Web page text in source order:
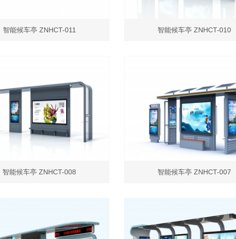
智能候车亭 ZNHCT-011 智能候车亭 ZNHCT-010
智能候车亭 ZNHCT-008 智能候车亭 ZNHCT-007